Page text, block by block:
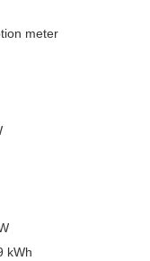
meter
kWh